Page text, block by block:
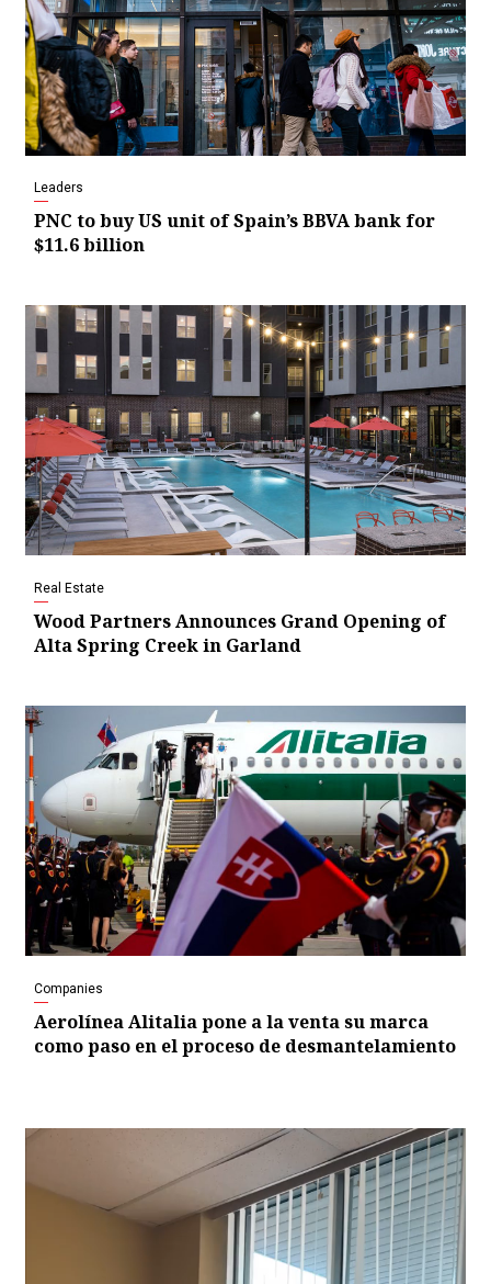
Leaders
PNC to buy US unit of Spain’s BBVA bank for
$11.6 billion
Real Estate
Wood Partners Announces Grand Opening of
Alta Spring Creek in Garland
Companies
Aerolínea Alitalia pone a la venta su marca
como paso en el proceso de desmantelamiento
Video